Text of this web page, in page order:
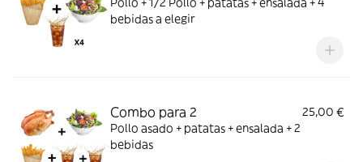
bebidas a elegir
Combo para 2
25,00 €
Pollo asado + patatas + ensalada + 2
bebidas